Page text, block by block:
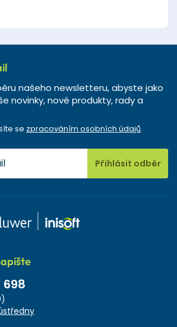
našeho newsletteru, abyste jako
novinky, nové produkty, rady a
se zpracováním osobních údajů.
Přihlásit odběr
698